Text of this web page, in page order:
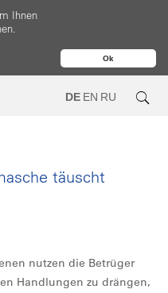
Ok
Ihnen
DE EN RU
täuscht
nutzen die Betrüger
Handlungen zu drängen,